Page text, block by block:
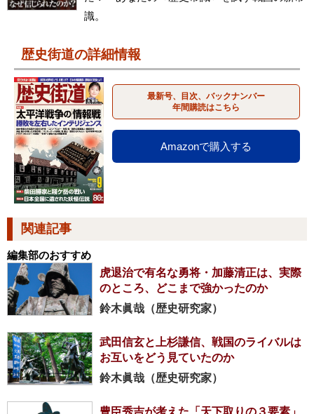
識。
歴史街道の詳細情報
最新号、目次、バックナンバー
年間購読はこちら
Amazonで購入する
関連記事
編集部のおすすめ
虎退治で有名な勇将・加藤清正は、実際
のところ、どこまで強かったのか
鈴木眞哉（歴史研究家）
武田信玄と上杉謙信、戦国のライバルは
お互いをどう見ていたのか
鈴木眞哉（歴史研究家）
豊臣秀吉が考えた「天下取りの３要素」